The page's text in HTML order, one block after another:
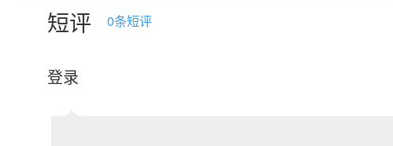
短评 0条短评
登录